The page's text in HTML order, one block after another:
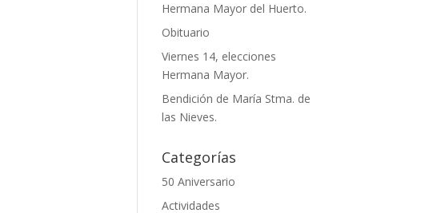
Hermana Mayor del Huerto.
Obituario
Viernes 14, elecciones
Hermana Mayor.
Bendición de María Stma. de
las Nieves.
Categorías
50 Aniversario
Actividades